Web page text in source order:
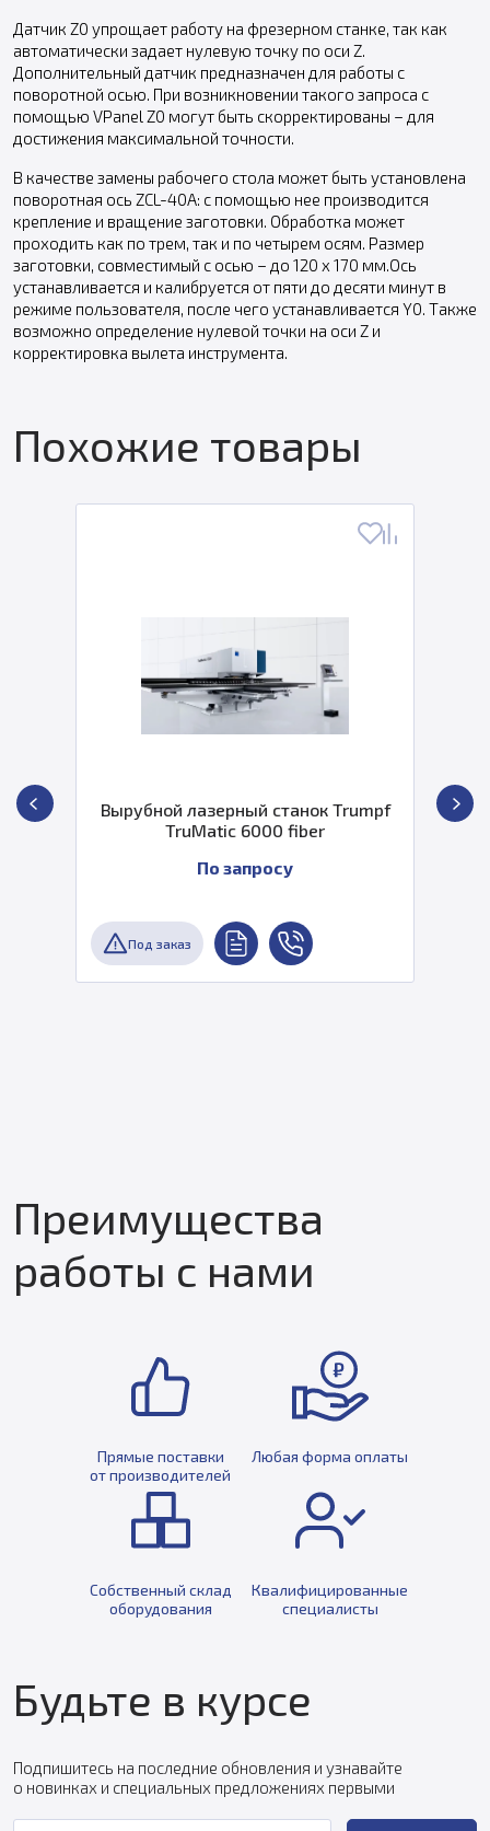
Датчик Z0 упрощает работу на фрезерном станке, так как
автоматически задает нулевую точку по оси Z.
Дополнительный датчик предназначен для работы с
поворотной осью. При возникновении такого запроса с
помощью VPanel Z0 могут быть скорректированы – для
достижения максимальной точности.
В качестве замены рабочего стола может быть установлена
поворотная ось ZCL-40A: с помощью нее производится
крепление и вращение заготовки. Обработка может
проходить как по трем, так и по четырем осям. Размер
заготовки, совместимый с осью – до 120 x 170 мм.Ось
устанавливается и калибруется от пяти до десяти минут в
режиме пользователя, после чего устанавливается Y0. Также
возможно определение нулевой точки на оси Z и
корректировка вылета инструмента.
Похожие товары
лазерный станок Trumpf
TruMatic 6000 fiber
Преимущества
работы с нами
Прямые поставки
от производителей
Любая форма оплаты
Собственный склад
оборудования
Квалифицированные
специалисты
Будьте в курсе
Подпишитесь на последние обновления и узнавайте
о новинках и специальных предложениях первыми